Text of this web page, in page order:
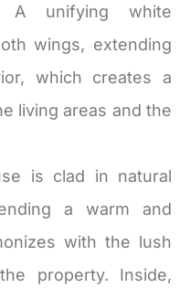
A unifying white
wings, extending
which creates a
living areas and the
is clad in natural
a warm and
with the lush
property. Inside,